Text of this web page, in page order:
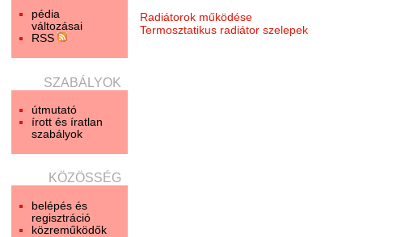
pédia
változásai
RSS
SZABÁLYOK
útmutató
írott és íratlan
szabályok
KÖZÖSSÉG
belépés és
regisztráció
közreműködők
Radiátorok működése
Termosztatikus radiátor szelepek